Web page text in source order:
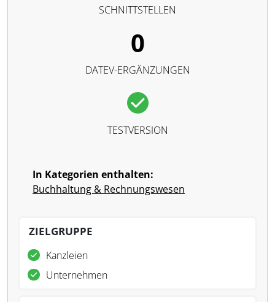
SCHNITTSTELLEN
0
DATEV-ERGÄNZUNGEN
TESTVERSION
In Kategorien enthalten:
Buchhaltung & Rechnungswesen
ZIELGRUPPE
Kanzleien
Unternehmen